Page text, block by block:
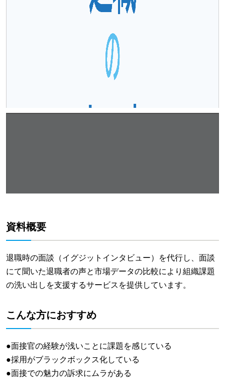
資料概要
退職時の面談（イグジットインタビュー）を代行し、面談
にて聞いた退職者の声と市場データの比較により組織課題
の洗い出しを支援するサービスを提供しています。
こんな方におすすめ
●面接官の経験が浅いことに課題を感じている
●採用がブラックボックス化している
●面接での魅力の訴求にムラがある